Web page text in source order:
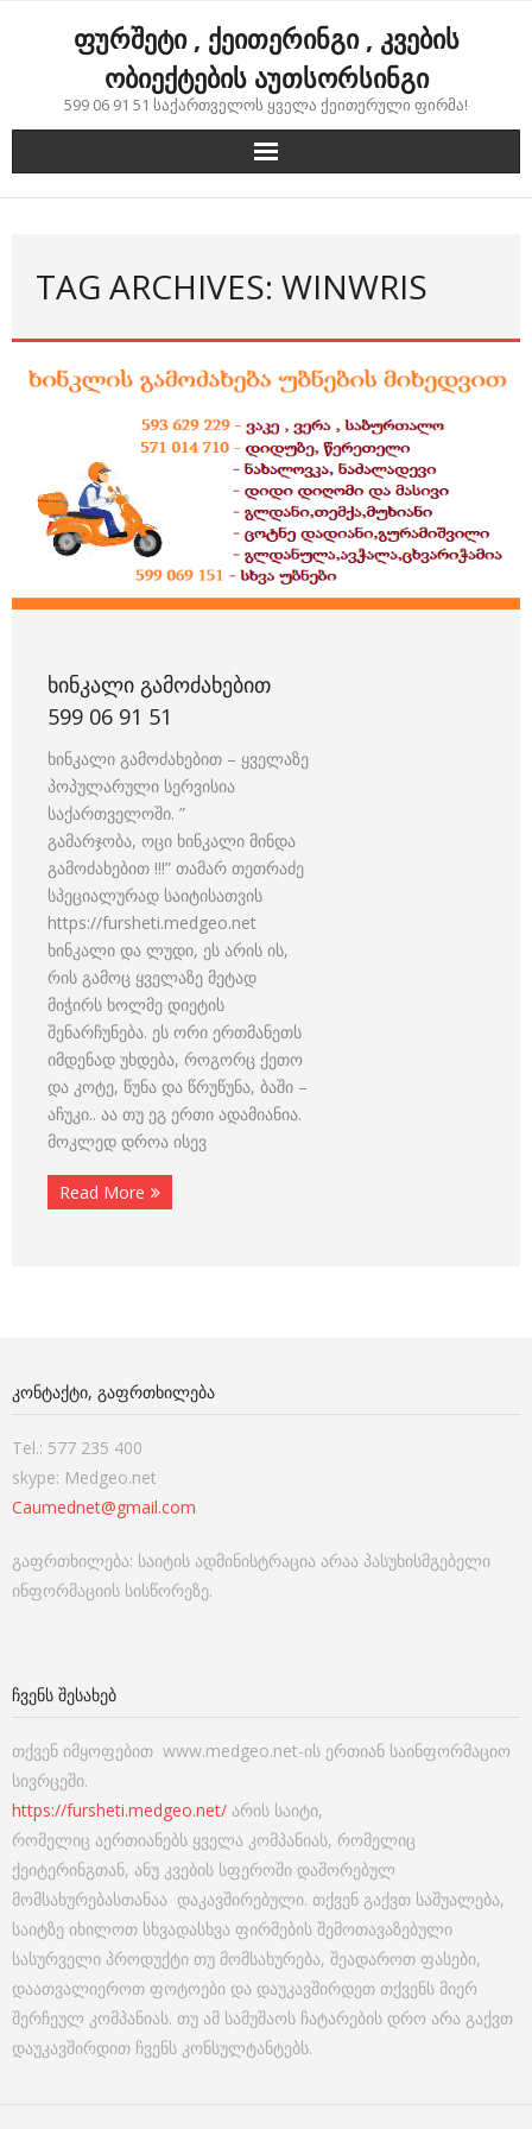
ფურშეტი , ქეითერინგი , კვების
ობიექტების აუთსორსინგი
599 06 91 51 საქართველოს ყველა ქეითერული ფირმა!
TAG ARCHIVES: WINWRIS
ᲮᲘᲜᲙᲐᲚᲘ ᲒᲐᲛᲝᲫᲐᲮᲔᲑᲘᲗ
599 06 91 51
ხინკალი გამოძახებით – ყველაზე
პოპულარული სერვისია
საქართველოში. ”
გამარჯობა, ოცი ხინკალი მინდა
გამოძახებით !!!” თამარ თეთრაძე
სპეციალურად საიტისათვის
https://fursheti.medgeo.net
ხინკალი და ლუდი, ეს არის ის,
რის გამოც ყველაზე მეტად
მიჭირს ხოლმე დიეტის
შენარჩუნება. ეს ორი ერთმანეთს
იმდენად უხდება, როგორც ქეთო
და კოტე, წუნა და წრუწუნა, ბაში –
აჩუკი.. აა თუ ეგ ერთი ადამიანია.
მოკლედ დროა ისევ
Read More
ᲙᲝᲜᲢᲐᲥᲢᲘ, ᲒᲐᲤᲠᲗᲮᲘᲚᲔᲑᲐ
Tel.: 577 235 400
skype: Medgeo.net
Caumednet@gmail.com
გაფრთხილება: საიტის ადმინისტრაცია არაა პასუხისმგებელი
ინფორმაციის სისწორეზე.
ᲩᲕᲔᲜᲡ ᲨᲔᲡᲐᲮᲔᲑ
თქვენ იმყოფებით www.medgeo.net-ის ერთიან საინფორმაციო
სივრცეში.
https://fursheti.medgeo.net/ არის საიტი,
რომელიც აერთიანებს ყველა კომპანიას, რომელიც
ქეიტერინგთან, ანუ კვების სფეროში დაშორებულ
მომსახურებასთანაა დაკავშირებული. თქვენ გაქვთ საშუალება,
საიტზე იხილოთ სხვადასხვა ფირმების შემოთავაზებული
სასურველი პროდუქტი თუ მომსახურება, შეადაროთ ფასები,
დაათვალიეროთ ფოტოები და დაუკავშირდეთ თქვენს მიერ
შერჩეულ კომპანიას. თუ ამ სამუშაოს ჩატარების დრო არა გაქვთ
დაუკავშირდით ჩვენს კონსულტანტებს.